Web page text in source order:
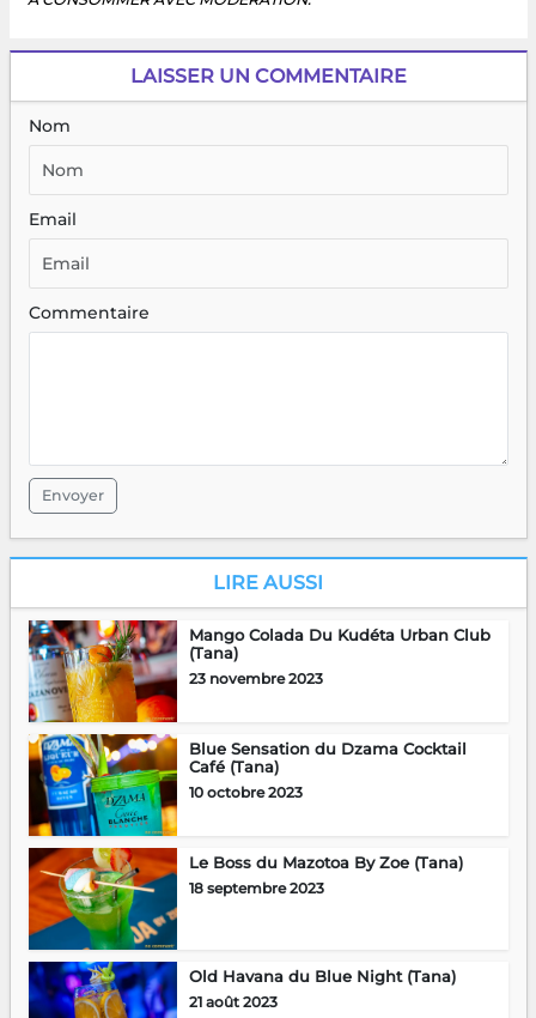
LAISSER UN COMMENTAIRE
Nom
Email
Commentaire
Envoyer
LIRE AUSSI
Mango Colada Du Kudéta Urban Club
(Tana)
23 novembre 2023
Blue Sensation du Dzama Cocktail
Café (Tana)
10 octobre 2023
Le Boss du Mazotoa By Zoe (Tana)
18 septembre 2023
Old Havana du Blue Night (Tana)
21 août 2023